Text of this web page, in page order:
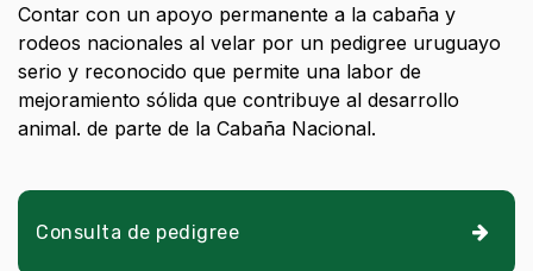
Contar con un apoyo permanente a la cabaña y
rodeos nacionales al velar por un pedigree uruguayo
serio y reconocido que permite una labor de
mejoramiento sólida que contribuye al desarrollo
animal. de parte de la Cabaña Nacional.
Consulta de pedigree